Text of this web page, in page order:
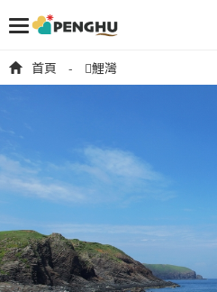
首頁 - 𩵺鯉灣